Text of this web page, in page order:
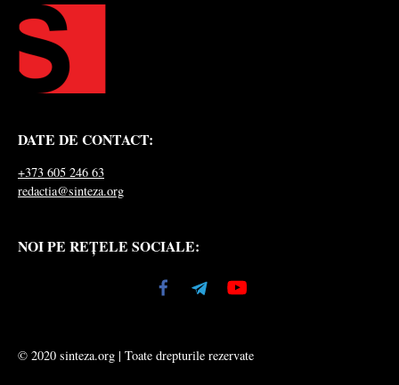
DATE DE CONTACT:
+373 605 246 63
redactia@sinteza.org
NOI PE REȚELE SOCIALE:
© 2020 sinteza.org | Toate drepturile rezervate